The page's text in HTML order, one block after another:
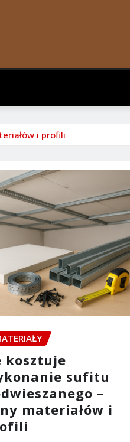
i profili
kosztuje
sufitu
–
materiałów i